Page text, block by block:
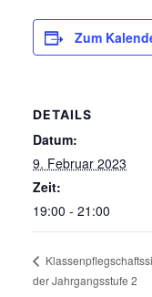
Zum
DETAILS
Datum:
9. Februar 2023
Zeit:
19:00 - 21:00
der Jahrgangsstufe 2